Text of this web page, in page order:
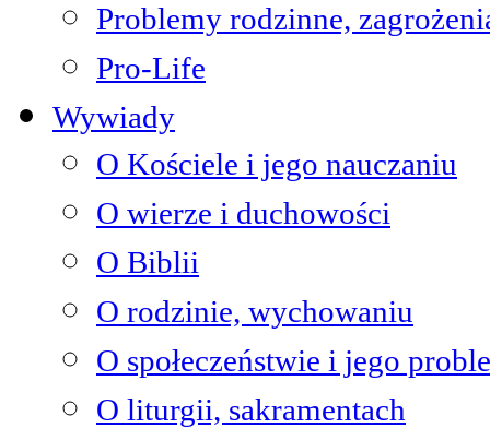
Problemy rodzinne,
Pro-Life
Wywiady
O Kościele i jego nauczaniu
O wierze i duchowości
O Biblii
O rodzinie, wychowaniu
O społeczeństwie i jego
O liturgii, sakramentach